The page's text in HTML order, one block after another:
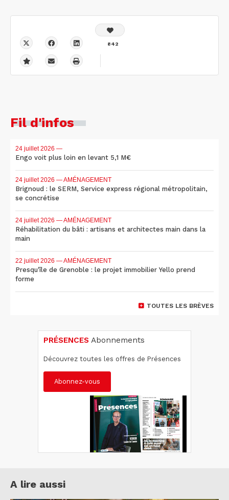
842
Fil d'infos
24 juillet 2026 —
Engo voit plus loin en levant 5,1 M€
24 juillet 2026 — AMÉNAGEMENT
Brignoud : le SERM, Service express régional métropolitain,
se concrétise
24 juillet 2026 — AMÉNAGEMENT
Réhabilitation du bâti : artisans et architectes main dans la
main
22 juillet 2026 — AMÉNAGEMENT
Presqu'île de Grenoble : le projet immobilier Yello prend
forme
TOUTES LES BRÈVES
PRÉSENCES Abonnements
Découvrez toutes les offres de Présences
Abonnez-vous
A lire aussi